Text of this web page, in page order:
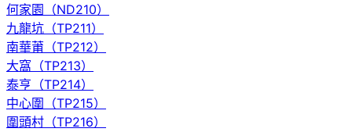
何家園（ND210）
九龍坑（TP211）
南華莆（TP212）
大窩（TP213）
泰亨（TP214）
中心圍（TP215）
圍頭村（TP216）